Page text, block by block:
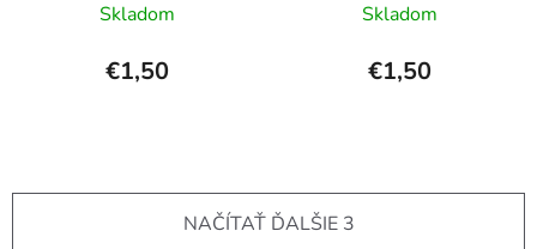
Skladom
€1,50
Skladom
€1,50
NAČÍTAŤ ĎALŠIE 3